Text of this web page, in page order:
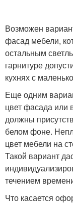
Возможен
фасад мебели,
остальным
гарнитуре
кухнях с
Еще одним
цвет фасада или
должны
белом фоне.
цвет мебели на
Такой вариант
течением
Что касается